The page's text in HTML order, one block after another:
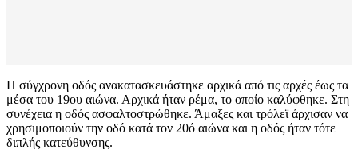
Η σύγχρονη οδός ανακατασκευάστηκε αρχικά από τις αρχές έως τα
μέσα του 19ου αιώνα. Αρχικά ήταν ρέμα, το οποίο καλύφθηκε. Στη
συνέχεια η οδός ασφαλτοστρώθηκε. Άμαξες και τρόλεϊ άρχισαν να
χρησιμοποιούν την οδό κατά τον 20ό αιώνα και η οδός ήταν τότε
διπλής κατεύθυνσης.